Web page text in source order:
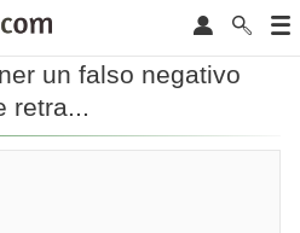
un falso negativo
retra...